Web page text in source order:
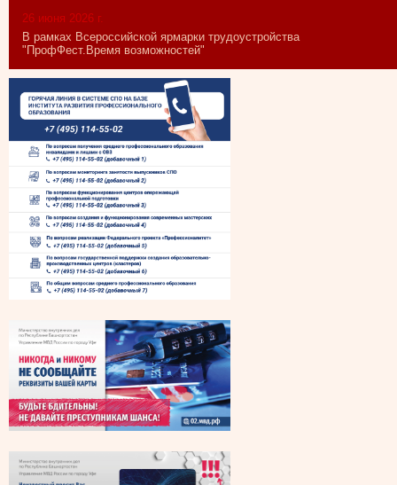
26 июня 2026 г.
В рамках Всероссийской ярмарки трудоустройства
"ПрофФест.Время возможностей"